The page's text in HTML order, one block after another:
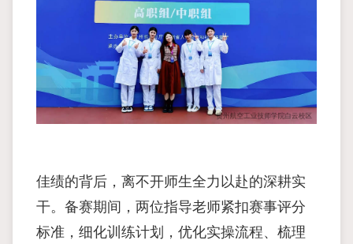
佳绩的背后，离不开师生全力以赴的深耕实
干。备赛期间，两位指导老师紧扣赛事评分
标准，细化训练计划，优化实操流程、梳理